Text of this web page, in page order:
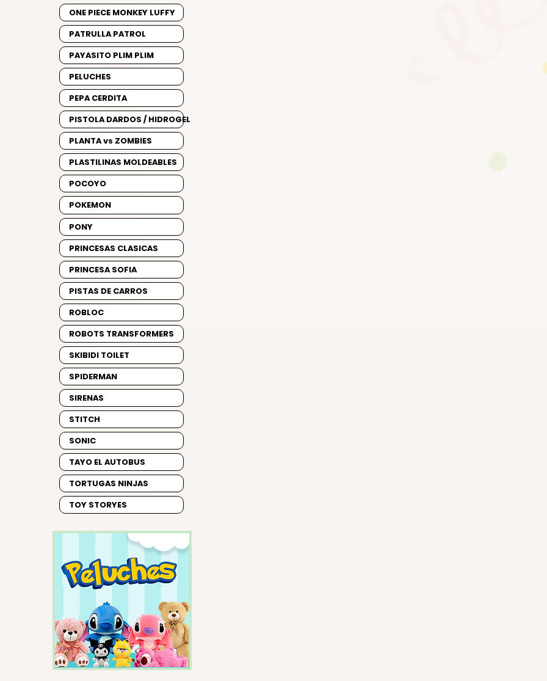
ONE PIECE MONKEY LUFFY
PATRULLA PATROL
PAYASITO PLIM PLIM
PELUCHES
PEPA CERDITA
PISTOLA DARDOS / HIDROGEL
PLANTA vs ZOMBIES
PLASTILINAS MOLDEABLES
POCOYO
POKEMON
PONY
PRINCESAS CLASICAS
PRINCESA SOFIA
PISTAS DE CARROS
ROBLOC
ROBOTS TRANSFORMERS
SKIBIDI TOILET
SPIDERMAN
SIRENAS
STITCH
SONIC
TAYO EL AUTOBUS
TORTUGAS NINJAS
TOY STORYES